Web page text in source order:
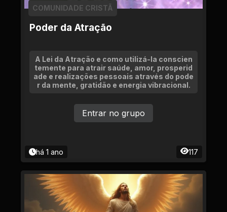
Poder da Atração
COMUNIDADE CRISTÃ
A Lei da Atração e como utilizá-la conscien
temente para atrair saúde, amor, prosperid
ade e realizações pessoais através do pode
r da mente, gratidão e energia vibracional.
há 1 ano 117
Entrar no grupo